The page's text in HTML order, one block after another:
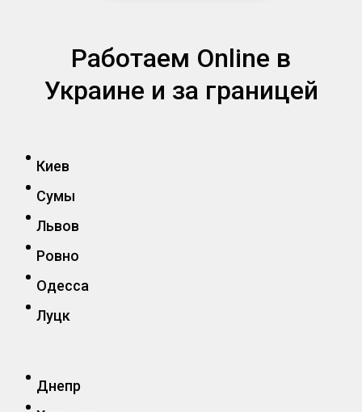
Работаем Online в
Украине и за границей
Киев
Сумы
Львов
Ровно
Одесса
Луцк
Днепр